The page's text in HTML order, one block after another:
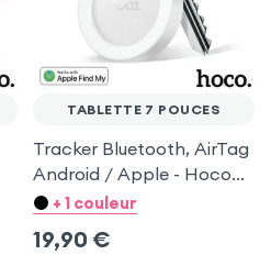
TABLETTE 7 POUCES
Tracker Bluetooth, AirTag
Android / Apple - Hoco
Blanc pour Tablette 7
+ 1 couleur
19,90 €